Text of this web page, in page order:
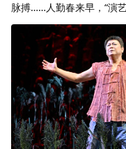
脉搏……人勤春来早，“演